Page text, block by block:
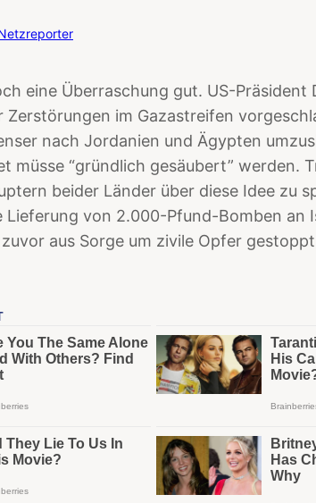
eine Überraschung gut. US-Präsident
Zerstörungen im Gazastreifen
nach Jordanien und Ägypten
müsse “gründlich gesäubert” werden.
beider Länder über diese Idee zu
Lieferung von 2.000-Pfund-Bomben an
aus Sorge um zivile Opfer